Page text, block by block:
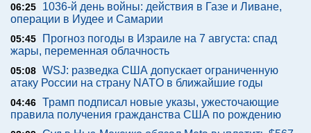
06:25
1036-й день войны: действия в Газе и Ливане,
операции в Иудее и Самарии
05:45
Прогноз погоды в Израиле на 7 августа: спад
жары, переменная облачность
05:08 WSJ: разведка США допускает ограниченную
атаку России на страну NATO в ближайшие годы
04:46 Трамп подписал новые указы, ужесточающие
правила получения гражданства США по рождению